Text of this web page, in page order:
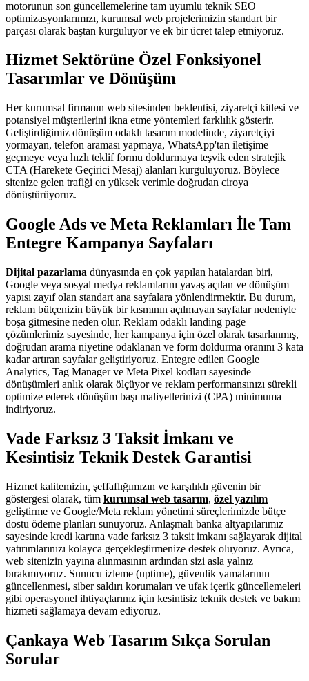
motorunun son güncellemelerine tam uyumlu teknik SEO
optimizasyonlarımızı, kurumsal web projelerimizin standart bir
parçası olarak baştan kurguluyor ve ek bir ücret talep etmiyoruz.
Hizmet Sektörüne Özel Fonksiyonel
Tasarımlar ve Dönüşüm
Her kurumsal firmanın web sitesinden beklentisi, ziyaretçi kitlesi ve
potansiyel müşterilerini ikna etme yöntemleri farklılık gösterir.
Geliştirdiğimiz dönüşüm odaklı tasarım modelinde, ziyaretçiyi
yormayan, telefon araması yapmaya, WhatsApp'tan iletişime
geçmeye veya hızlı teklif formu doldurmaya teşvik eden stratejik
CTA (Harekete Geçirici Mesaj) alanları kurguluyoruz. Böylece
sitenize gelen trafiği en yüksek verimle doğrudan ciroya
dönüştürüyoruz.
Google Ads ve Meta Reklamları İle Tam
Entegre Kampanya Sayfaları
Dijital pazarlama dünyasında en çok yapılan hatalardan biri,
Google veya sosyal medya reklamlarını yavaş açılan ve dönüşüm
yapısı zayıf olan standart ana sayfalara yönlendirmektir. Bu durum,
reklam bütçenizin büyük bir kısmının açılmayan sayfalar nedeniyle
boşa gitmesine neden olur. Reklam odaklı landing page
çözümlerimiz sayesinde, her kampanya için özel olarak tasarlanmış,
doğrudan arama niyetine odaklanan ve form doldurma oranını 3 kata
kadar artıran sayfalar geliştiriyoruz. Entegre edilen Google
Analytics, Tag Manager ve Meta Pixel kodları sayesinde
dönüşümleri anlık olarak ölçüyor ve reklam performansınızı sürekli
optimize ederek dönüşüm başı maliyetlerinizi (CPA) minimuma
indiriyoruz.
Vade Farksız 3 Taksit İmkanı ve
Kesintisiz Teknik Destek Garantisi
Hizmet kalitemizin, şeffaflığımızın ve karşılıklı güvenin bir
göstergesi olarak, tüm kurumsal web tasarım, özel yazılım
geliştirme ve Google/Meta reklam yönetimi süreçlerimizde bütçe
dostu ödeme planları sunuyoruz. Anlaşmalı banka altyapılarımız
sayesinde kredi kartına vade farksız 3 taksit imkanı sağlayarak dijital
yatırımlarınızı kolayca gerçekleştirmenize destek oluyoruz. Ayrıca,
web sitenizin yayına alınmasının ardından sizi asla yalnız
bırakmıyoruz. Sunucu izleme (uptime), güvenlik yamalarının
güncellenmesi, siber saldırı korumaları ve ufak içerik güncellemeleri
gibi operasyonel ihtiyaçlarınız için kesintisiz teknik destek ve bakım
hizmeti sağlamaya devam ediyoruz.
Çankaya Web Tasarım Sıkça Sorulan
Sorular